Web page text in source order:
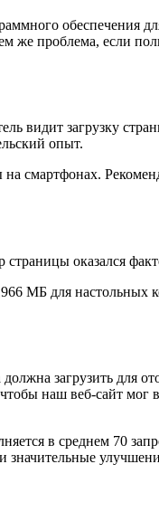
обеспечения
проблема, если
видит загрузку
опыт.
на смартфонах.
оказался
МБ для
загрузить для
наш веб-сайт мог
в среднем 70